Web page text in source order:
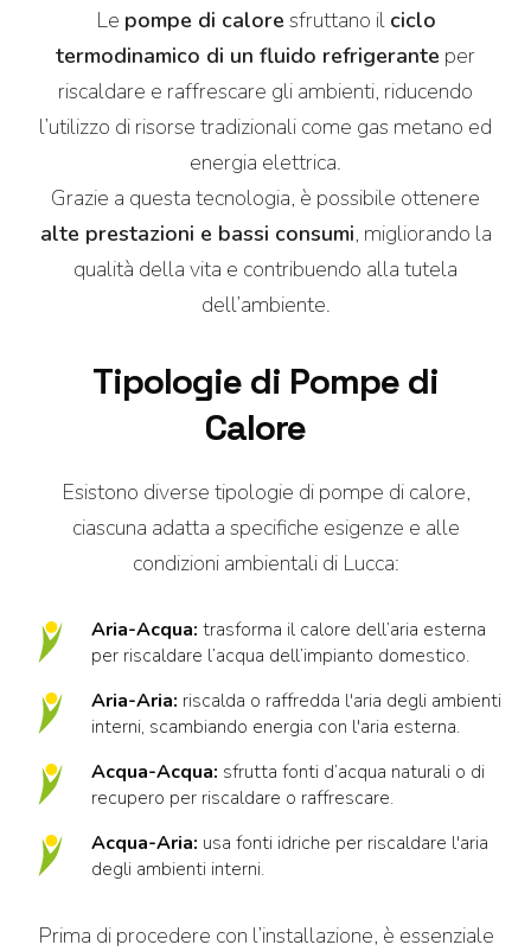
Le pompe di calore sfruttano il ciclo
termodinamico di un fluido refrigerante per
riscaldare e raffrescare gli ambienti, riducendo
l’utilizzo di risorse tradizionali come gas metano ed
energia elettrica.
Grazie a questa tecnologia, è possibile ottenere
alte prestazioni e bassi consumi, migliorando la
qualità della vita e contribuendo alla tutela
dell’ambiente.
Tipologie di Pompe di
Calore
Esistono diverse tipologie di pompe di calore,
ciascuna adatta a specifiche esigenze e alle
condizioni ambientali di Lucca:
Aria-Acqua: trasforma il calore dell’aria esterna
per riscaldare l’acqua dell’impianto domestico.
Aria-Aria: riscalda o raffredda l'aria degli ambienti
interni, scambiando energia con l'aria esterna.
Acqua-Acqua: sfrutta fonti d’acqua naturali o di
recupero per riscaldare o raffrescare.
Acqua-Aria: usa fonti idriche per riscaldare l'aria
degli ambienti interni.
Prima di procedere con l’installazione, è essenziale